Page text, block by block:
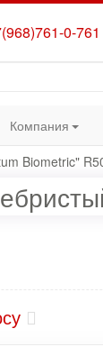
0-761
Компания
Biometric"